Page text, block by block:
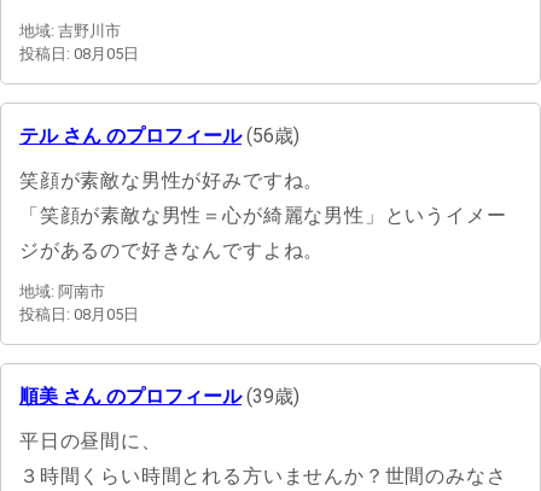
地域: 吉野川市
投稿日: 08月05日
テル さん のプロフィール(56歳)
笑顔が素敵な男性が好みですね。
「笑顔が素敵な男性＝心が綺麗な男性」というイメー
ジがあるので好きなんですよね。
地域: 阿南市
投稿日: 08月05日
順美 さん のプロフィール(39歳)
平日の昼間に、
３時間くらい時間とれる方いませんか？世間のみなさ